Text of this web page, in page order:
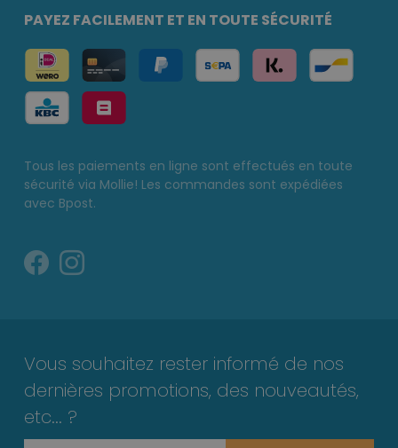
PAYEZ FACILEMENT ET EN TOUTE SÉCURITÉ
Tous les paiements en ligne sont effectués en toute
sécurité via Mollie! Les commandes sont expédiées
avec Bpost.
Vous souhaitez rester informé de nos
dernières promotions, des nouveautés,
etc... ?